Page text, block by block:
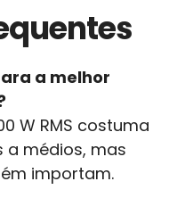
a melhor
W RMS costuma
a médios, mas
importam.